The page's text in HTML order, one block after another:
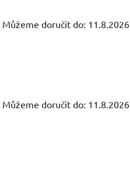
Můžeme doručit do: 11.8.2026
Můžeme doručit do: 11.8.2026